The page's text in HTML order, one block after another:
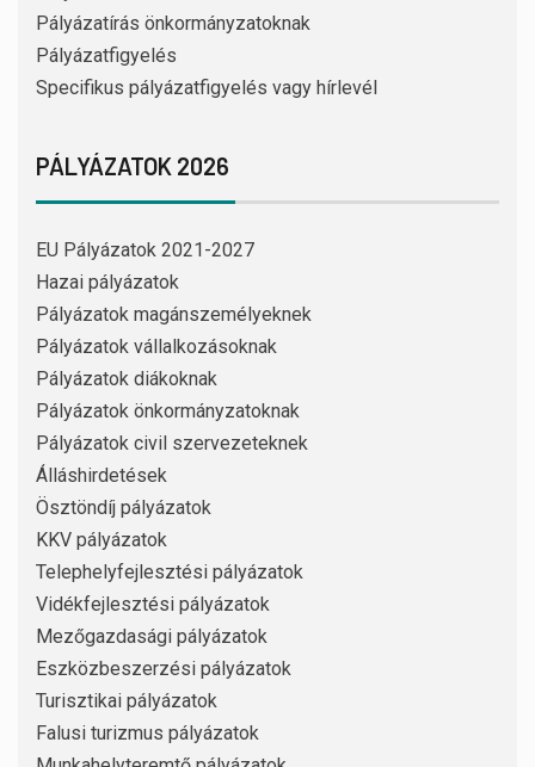
Pályázatírás önkormányzatoknak
Pályázatfigyelés
Specifikus pályázatfigyelés vagy hírlevél
PÁLYÁZATOK 2026
EU Pályázatok 2021-2027
Hazai pályázatok
Pályázatok magánszemélyeknek
Pályázatok vállalkozásoknak
Pályázatok diákoknak
Pályázatok önkormányzatoknak
Pályázatok civil szervezeteknek
Álláshirdetések
Ösztöndíj pályázatok
KKV pályázatok
Telephelyfejlesztési pályázatok
Vidékfejlesztési pályázatok
Mezőgazdasági pályázatok
Eszközbeszerzési pályázatok
Turisztikai pályázatok
Falusi turizmus pályázatok